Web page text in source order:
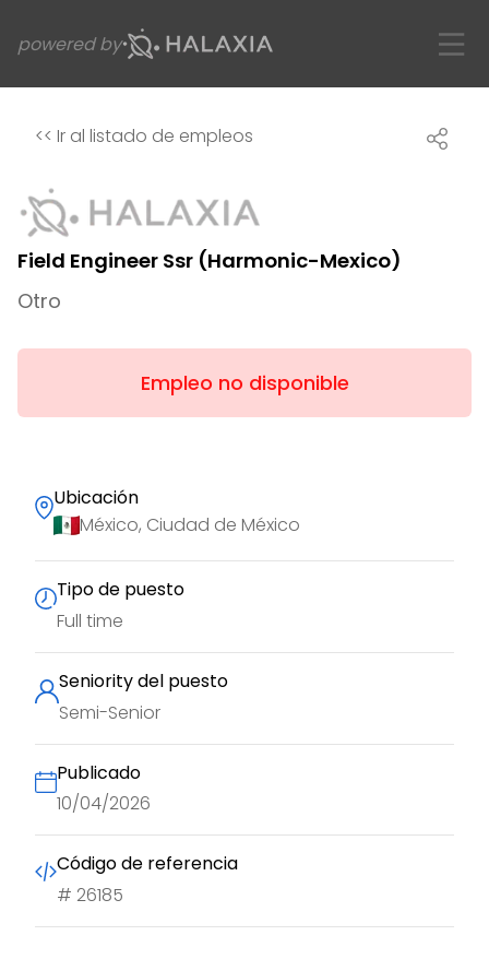
powered by
<< Ir al listado de empleos
Field Engineer Ssr (Harmonic-Mexico)
Otro
Empleo no disponible
Ubicación
México, Ciudad de México
Tipo de puesto
Full time
Seniority del puesto
Semi-Senior
Publicado
10/04/2026
Código de referencia
# 26185